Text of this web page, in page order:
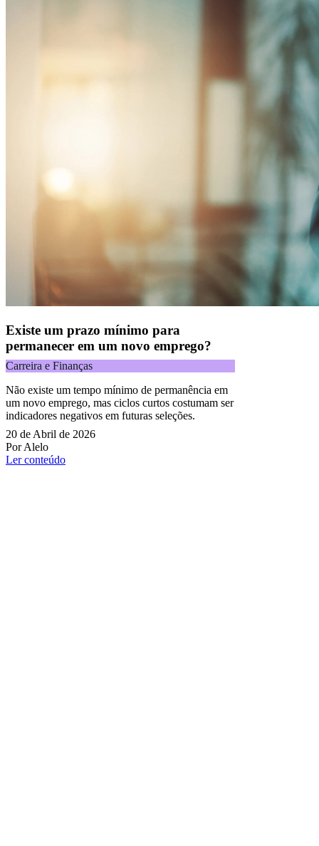
Existe um prazo mínimo para
permanecer em um novo emprego?
Carreira e Finanças
Não existe um tempo mínimo de permanência em
um novo emprego, mas ciclos curtos costumam ser
indicadores negativos em futuras seleções.
20 de Abril de 2026
Por Alelo
Ler conteúdo